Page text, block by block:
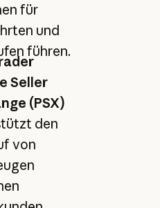
für
und
führen.
Seller
(PSX)
den
von